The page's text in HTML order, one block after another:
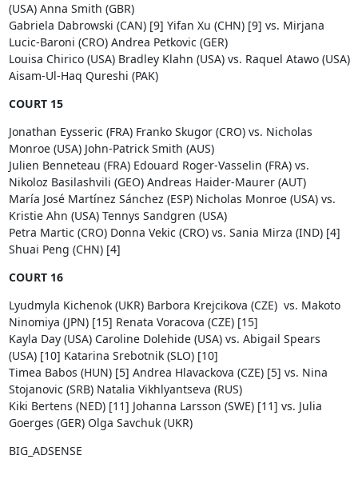
(USA) Anna Smith (GBR)
Gabriela Dabrowski (CAN) [9] Yifan Xu (CHN) [9] vs. Mirjana
Lucic-Baroni (CRO) Andrea Petkovic (GER)
Louisa Chirico (USA) Bradley Klahn (USA) vs. Raquel Atawo (USA)
Aisam-Ul-Haq Qureshi (PAK)
COURT 15
Jonathan Eysseric (FRA) Franko Skugor (CRO) vs. Nicholas
Monroe (USA) John-Patrick Smith (AUS)
Julien Benneteau (FRA) Edouard Roger-Vasselin (FRA) vs.
Nikoloz Basilashvili (GEO) Andreas Haider-Maurer (AUT)
María José Martínez Sánchez (ESP) Nicholas Monroe (USA) vs.
Kristie Ahn (USA) Tennys Sandgren (USA)
Petra Martic (CRO) Donna Vekic (CRO) vs. Sania Mirza (IND) [4]
Shuai Peng (CHN) [4]
COURT 16
Lyudmyla Kichenok (UKR) Barbora Krejcikova (CZE) vs. Makoto
Ninomiya (JPN) [15] Renata Voracova (CZE) [15]
Kayla Day (USA) Caroline Dolehide (USA) vs. Abigail Spears
(USA) [10] Katarina Srebotnik (SLO) [10]
Timea Babos (HUN) [5] Andrea Hlavackova (CZE) [5] vs. Nina
Stojanovic (SRB) Natalia Vikhlyantseva (RUS)
Kiki Bertens (NED) [11] Johanna Larsson (SWE) [11] vs. Julia
Goerges (GER) Olga Savchuk (UKR)
BIG_ADSENSE